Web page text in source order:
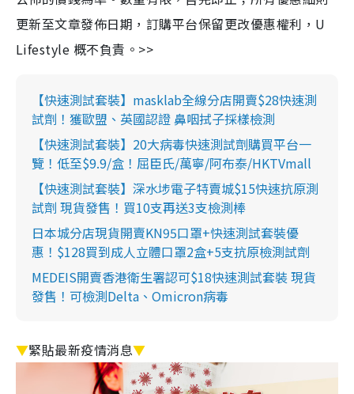
更新至文章發佈日期，訂購平台保留更改優惠權利，U
Lifestyle 概不負責。>>
【快速測試套裝】masklab全線分店開賣$28快速測
試劑！獲歐盟、英國認證 鼻咽拭子採樣檢測
【快速測試套裝】20大病毒快速測試劑購買平台一
覽！低至$9.9/盒！屈臣氏/萬寧/阿布泰/HKTVmall
【快速測試套裝】深水埗電子特賣城$15快速抗原測
試劑 現貨發售！買10支再送3支檢測棒
日本城分店現貨開賣KN95口罩+快速測試套裝優
惠！$128買到成人立體口罩2盒+5支抗原檢測試劑
MEDEIS開賣香港衛生署認可$18快速測試套裝 現貨
發售！可檢測Delta、Omicron病毒
▼緊貼最新疫情消息▼